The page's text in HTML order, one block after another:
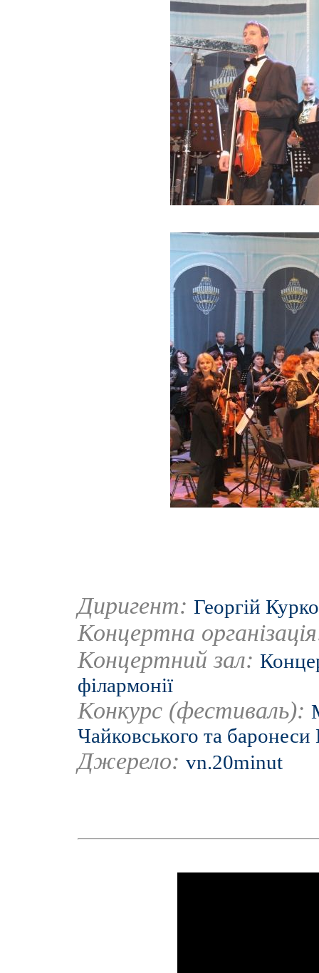
Диригент: Георгій
Концертна
Концертний зал:
філармонії
Конкурс (фестиваль):
Чайковського та
Джерело: vn.20minut